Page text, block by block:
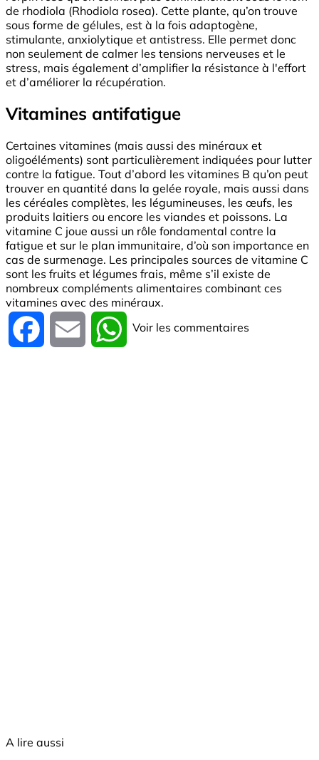
de rhodiola (Rhodiola rosea). Cette plante, qu’on trouve
sous forme de gélules, est à la fois adaptogène,
stimulante, anxiolytique et antistress. Elle permet donc
non seulement de calmer les tensions nerveuses et le
stress, mais également d’amplifier la résistance à l'effort
et d’améliorer la récupération.
Vitamines antifatigue
Certaines vitamines (mais aussi des minéraux et
oligoéléments) sont particulièrement indiquées pour lutter
contre la fatigue. Tout d’abord les vitamines B qu’on peut
trouver en quantité dans la gelée royale, mais aussi dans
les céréales complètes, les légumineuses, les œufs, les
produits laitiers ou encore les viandes et poissons. La
vitamine C joue aussi un rôle fondamental contre la
fatigue et sur le plan immunitaire, d’où son importance en
cas de surmenage. Les principales sources de vitamine C
sont les fruits et légumes frais, même s’il existe de
nombreux compléments alimentaires combinant ces
vitamines avec des minéraux.
Facebook Email WhatsApp
Voir les commentaires
A lire aussi